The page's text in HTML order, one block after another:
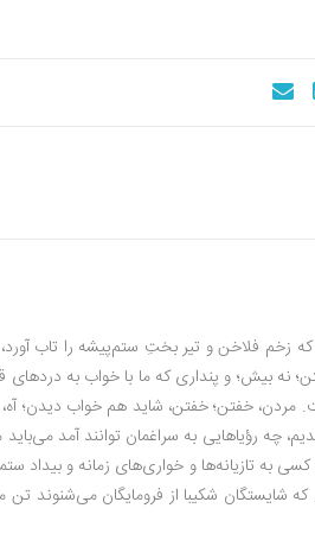
فلاخن و تیر بختِ ستم‌پیشه را تاب آورد،
نه بیش؛ و پندارى که ما با خواب به
خفتن؛ خفتن، شاید هم خواب دیدن؛ آه،
چه رؤیاهایى به سراغمان توانند آمد
تازیانه‌ها و خواری‌هاى زمانه و بیداد
شایستگان شکیبا از فرومایگان می‌شنوند